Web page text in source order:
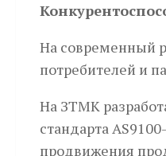
На современный
потребителей и
На ЗТМК
стандарта
продвижения